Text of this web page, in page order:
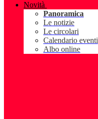
Novità
Panoramica
Le notizie
Le circolari
Calendario eventi
Albo online